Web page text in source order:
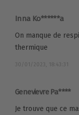
Inna Ko******a
On manque de
thermique
30/01/2023, 18:43:31
Genevievre Pa****
Je trouve que ce